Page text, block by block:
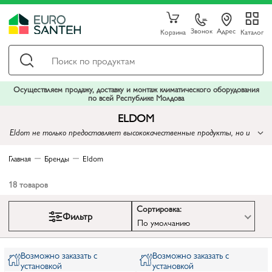
Корзина Звонок Адрес Каталог
Осуществляем продажу, доставку и монтаж климатического оборудования
по всей Республике Молдова
ELDOM
Eldom не только предоставляет высококачественные продукты, но и
Главная Бренды Eldom
18 товаров
Фильтр
Сортировка:
По умолчанию
Возможно заказать с
установкой
Возможно заказать с
установкой